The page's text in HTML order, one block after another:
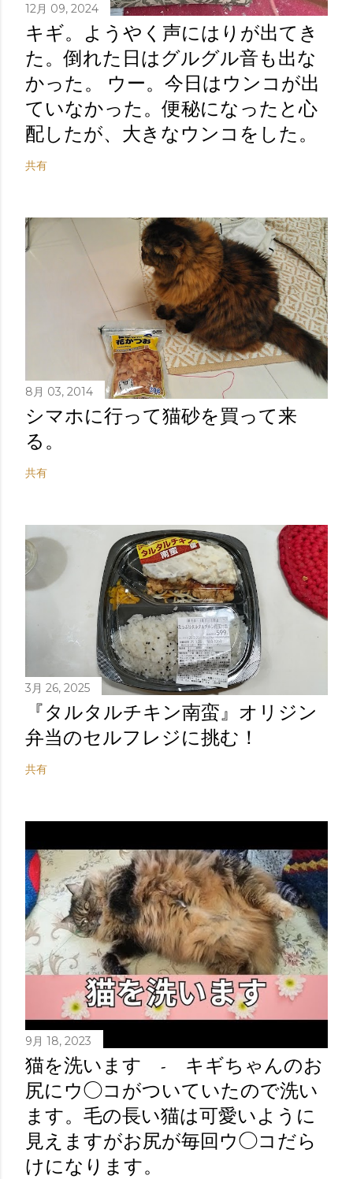
12月 09, 2024
キギ。ようやく声にはりが出てき
た。倒れた日はグルグル音も出な
かった。 ウー。今日はウンコが出
ていなかった。便秘になったと心
配したが、大きなウンコをした。
共有
8月 03, 2014
シマホに行って猫砂を買って来
る。
共有
3月 26, 2025
『タルタルチキン南蛮』オリジン
弁当のセルフレジに挑む！
共有
9月 18, 2023
猫を洗います - キギちゃんのお
尻にウ◯コがついていたので洗い
ます。毛の長い猫は可愛いように
見えますがお尻が毎回ウ◯コだら
けになります。